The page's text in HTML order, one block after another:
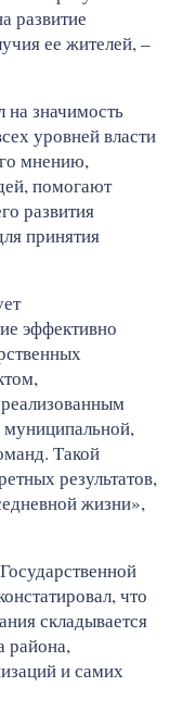
развитие
ее жителей, –
значимость
уровней власти
мнению,
помогают
развития
принятия
эффективно
муниципальной,
Такой
результатов,
жизни»,
что
складывается
района,
и самих